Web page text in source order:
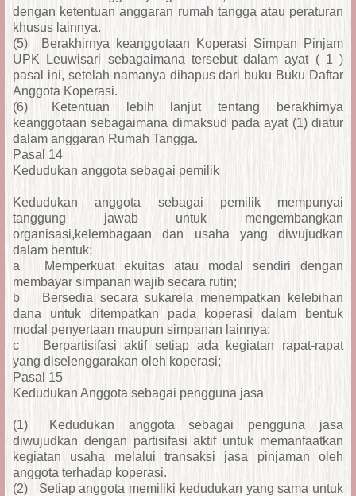
dengan ketentuan anggaran rumah tangga atau peraturan
khusus lainnya.
(5)
Berakhirnya keanggotaan Koperasi Simpan Pinjam
UPK Leuwisari sebagaimana tersebut dalam ayat ( 1 )
pasal ini, setelah namanya dihapus dari buku Buku Daftar
Anggota Koperasi.
(6)
Ketentuan lebih lanjut tentang berakhirnya
keanggotaan sebagaimana dimaksud pada ayat (1) diatur
dalam anggaran Rumah Tangga.
Pasal 14
Kedudukan anggota sebagai pemilik
Kedudukan anggota sebagai pemilik mempunyai
tanggung jawab untuk mengembangkan
organisasi,kelembagaan dan usaha yang diwujudkan
dalam bentuk;
a
Memperkuat ekuitas atau modal sendiri dengan
membayar simpanan wajib secara rutin;
b
Bersedia secara sukarela menempatkan kelebihan
dana untuk ditempatkan pada koperasi dalam bentuk
modal penyertaan maupun simpanan lainnya;
c
Berpartisifasi aktif setiap ada kegiatan rapat-rapat
yang diselenggarakan oleh koperasi;
Pasal 15
Kedudukan Anggota sebagai pengguna jasa
(1)
Kedudukan anggota sebagai pengguna jasa
diwujudkan dengan partisifasi aktif untuk memanfaatkan
kegiatan usaha melalui transaksi jasa pinjaman oleh
anggota terhadap koperasi.
(2)
Setiap anggota memiliki kedudukan yang sama untuk